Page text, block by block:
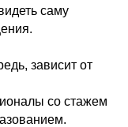
саму
зависит от
со стажем